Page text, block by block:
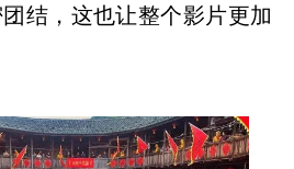
结，这也让整个影片更加